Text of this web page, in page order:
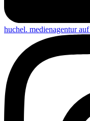
huchel. medienagentur auf